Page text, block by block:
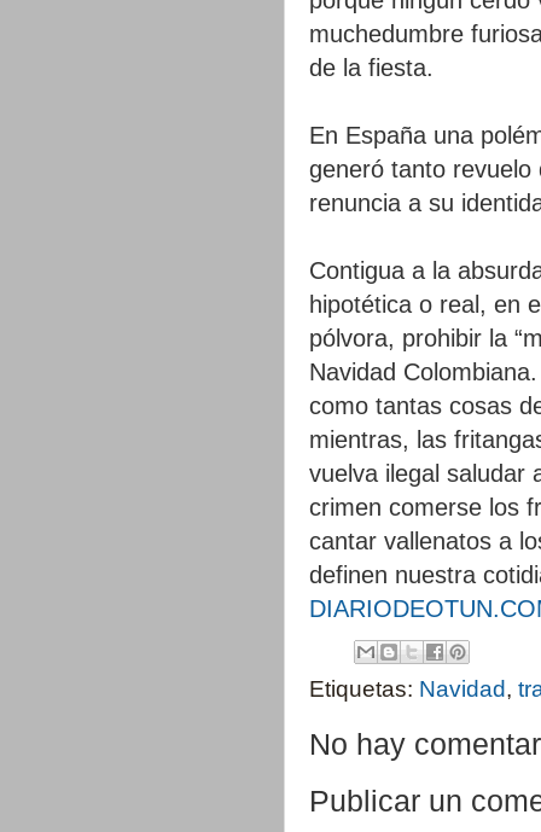
muchedumbre
de la fiesta.
En España una
generó tanto revuelo
renuncia a su
Contigua a la
hipotética o real, en
pólvora, prohibir la
Navidad
como tantas cosas
mientras, las
vuelva ilegal saludar
crimen comerse los
cantar vallenatos a
definen nuestra
Etiquetas: Navidad,
No hay
Publicar un